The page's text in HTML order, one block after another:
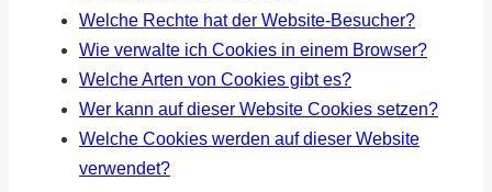
Welche Rechte hat der Website-Besucher?
Wie verwalte ich Cookies in einem Browser?
Welche Arten von Cookies gibt es?
Wer kann auf dieser Website Cookies setzen?
Welche Cookies werden auf dieser Website
verwendet?